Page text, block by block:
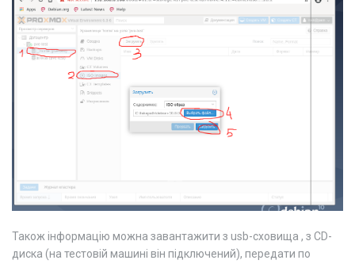
Також інформацію можна завантажити з usb-сховища , з CD-
диска (на тестовій машині він підключений), передати по